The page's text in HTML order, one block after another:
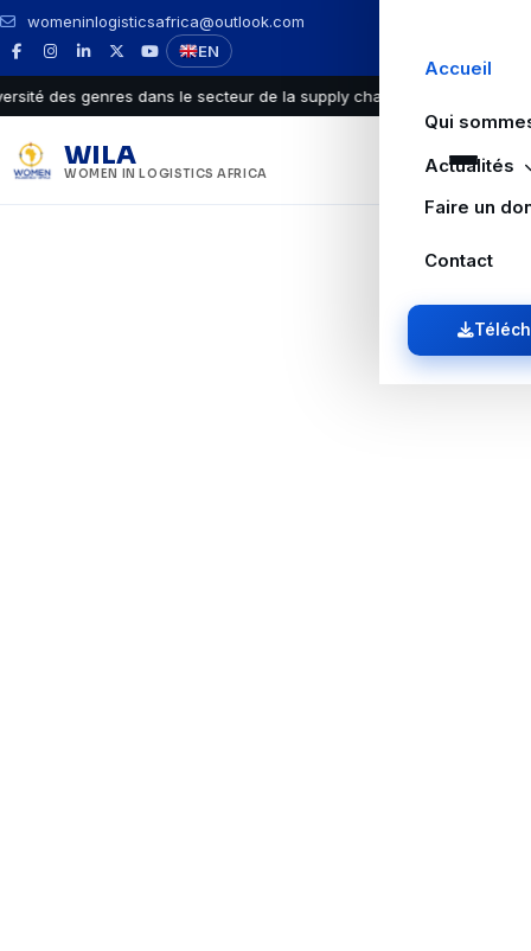
womeninlogisticsafrica@outlook.com
EN
des genres dans le secteur de la supply chain / logistique en
WILA
WOMEN IN LOGISTICS AFRICA
Accueil
Qui
Actualités
Faire un
Contact